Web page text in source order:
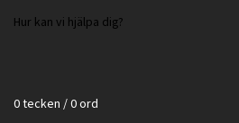
0 tecken / 0 ord